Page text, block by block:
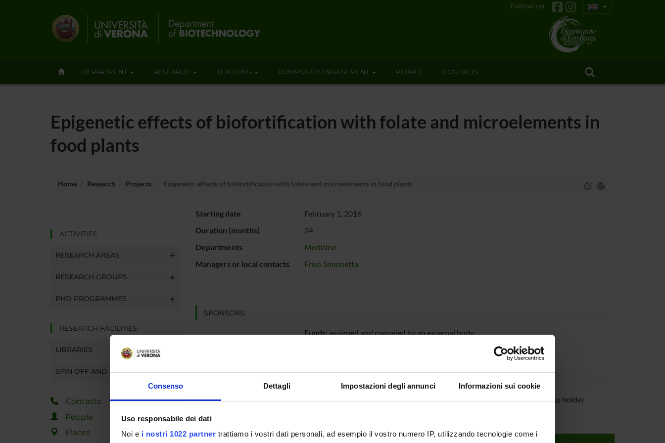
Consenso Dettagli Impostazioni degli annunci Informazioni sui cookie
Uso responsabile dei dati
Noi e i nostri 1022 partner trattiamo i vostri dati personali, ad esempio il vostro numero IP, utilizzando tecnologie come i
Follow on
DEPARTMENT RESEARCH TEACHING COMMUNITY ENGAGEMENT PEOPLE CONTACTS
Epigenetic effects of biofortification with folate and microelements in
food plants
Home Research Projects Epigenetic effects of biofortification with folate and microelements in food plants
ACTIVITIES
RESEARCH AREAS
RESEARCH GROUPS
PHD PROGRAMMES
RESEARCH FACILITIES
LIBRARIES
SPIN OFF AND COMPANIES
Contacts
People
Places
Starting date
February 1, 2016
Duration (months)
24
Departments
Medicine
Managers or local contacts
Friso Simonetta
SPONSORS:
Funds:assigned and managed by an external body
Simonetta Friso Full Professor Silvia Udali Scholarship holder